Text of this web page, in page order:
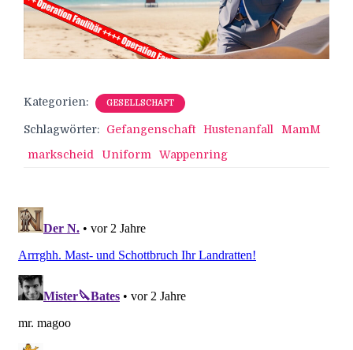
Kategorien: GESELLSCHAFT
Schlagwörter: Gefangenschaft Hustenanfall
MamM
markscheid
Uniform Wappenring